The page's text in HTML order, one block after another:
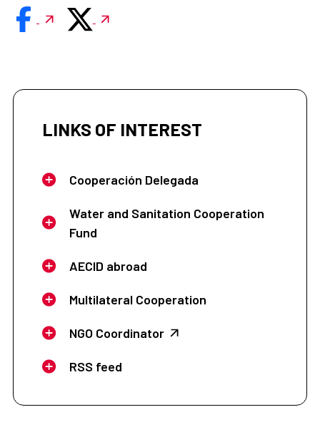
LINKS OF INTEREST
Cooperación Delegada
Water and Sanitation Cooperation
Fund
AECID abroad
Multilateral Cooperation
NGO Coordinator
RSS feed